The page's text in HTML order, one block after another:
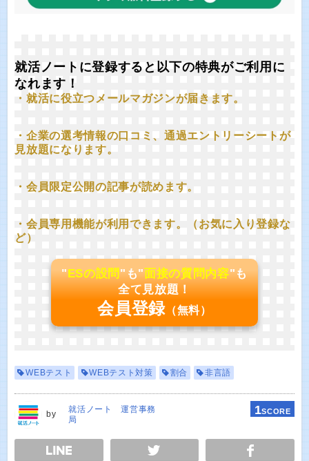
就活ノートに登録すると以下の特典がご利用に
なれます！
・就活に役立つメールマガジンが届きます。
・企業の選考情報の口コミ、通過エントリーシートが
見放題になります。
・会員限定公開の記事が読めます。
・会員専用機能が利用できます。（お気に入り登録な
ど）
"ESの設問"も"面接の質問内容"も
全て見放題！
会員登録 （無料）
WEBテスト WEBテスト対策 割合 非言語
by
就活ノート 運営事務
局
1SCORE
TWEET